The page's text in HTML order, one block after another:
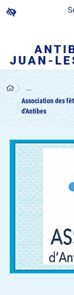
...
Association des
d'Antibes